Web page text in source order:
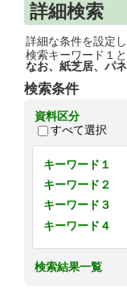
詳細検索
詳細な条件を設定
検索キーワード１
なお、紙芝居、パ
検索条件
資料区分
すべて選択
キーワード１
キーワード２
キーワード３
キーワード４
検索結果一覧